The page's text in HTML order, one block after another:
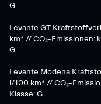
G
Levante GT
km* // CO₂-Emissionen:
G​
Levante Modena
l/100 km* // CO₂-
Klasse: G